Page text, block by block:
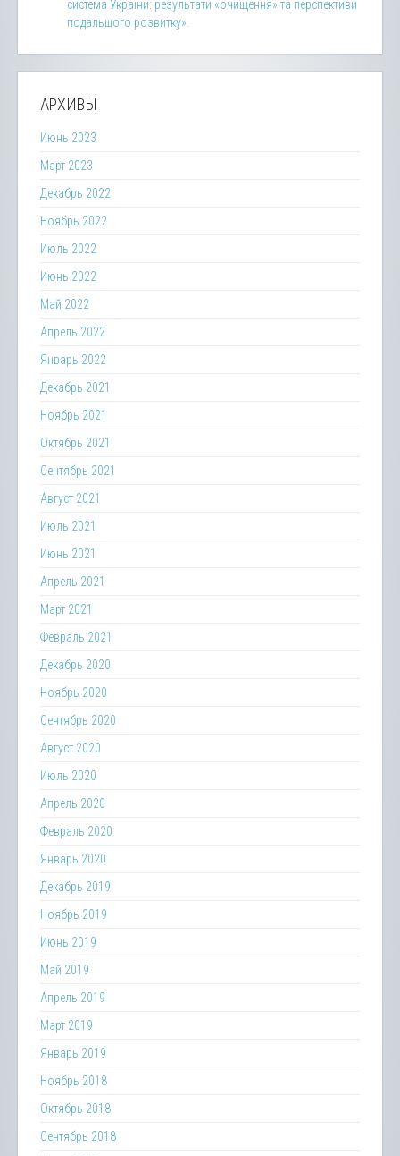
система України: результати «очищення» та перспективи
подальшого розвитку».
АРХИВЫ
Июнь 2023
Март 2023
Декабрь 2022
Ноябрь 2022
Июль 2022
Июнь 2022
Май 2022
Апрель 2022
Январь 2022
Декабрь 2021
Ноябрь 2021
Октябрь 2021
Сентябрь 2021
Август 2021
Июль 2021
Июнь 2021
Апрель 2021
Март 2021
Февраль 2021
Декабрь 2020
Ноябрь 2020
Сентябрь 2020
Август 2020
Июль 2020
Апрель 2020
Февраль 2020
Январь 2020
Декабрь 2019
Ноябрь 2019
Июнь 2019
Май 2019
Апрель 2019
Март 2019
Январь 2019
Ноябрь 2018
Октябрь 2018
Сентябрь 2018